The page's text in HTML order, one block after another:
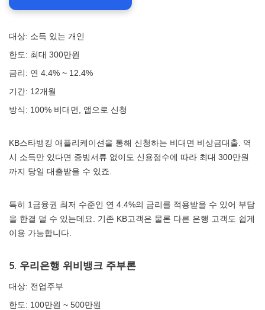
대상: 소득 있는 개인
한도: 최대 300만원
금리: 연 4.4% ~ 12.4%
기간: 12개월
방식: 100% 비대면, 앱으로 신청
KB스타뱅킹 애플리케이션을 통해 신청하는 비대면 비상금대출. 역
시 소득만 있다면 증빙서류 없이도 신용점수에 따라 최대 300만원
까지 당일 대출받을 수 있죠.
특히 1금융권 최저 수준인 연 4.4%의 금리를 적용받을 수 있어 부담
을 한결 덜 수 있는데요. 기존 KB고객은 물론 다른 은행 고객도 쉽게
이용 가능합니다.
5. 우리은행 위비뱅크 주부론
대상: 전업주부
한도: 100만원 ~ 500만원